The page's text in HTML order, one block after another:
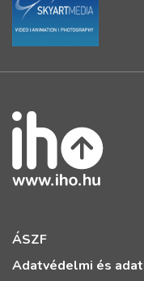
ÁSZF
Adatvédelmi és